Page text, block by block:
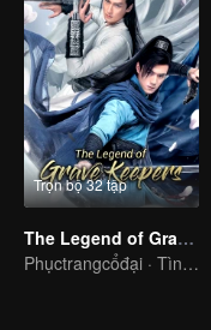
Trọn bộ 32 tập
The Legend of Grave Keepers
Phụctrangcổđại · Tìnhyêu · Tìnhtiết